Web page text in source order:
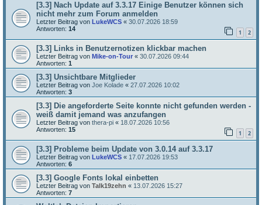
[3.3] Nach Update auf 3.3.17 Einige Benutzer können sich
nicht mehr zum Forum anmelden
Letzter Beitrag von LukeWCS « 30.07.2026 18:59
Antworten: 14 1 2
[3.3] Links in Benutzernotizen klickbar machen
Letzter Beitrag von Mike-on-Tour « 30.07.2026 09:44
Antworten: 1
[3.3] Unsichtbare Mitglieder
Letzter Beitrag von Joe Kolade « 27.07.2026 10:02
Antworten: 3
[3.3] Die angeforderte Seite konnte nicht gefunden werden -
weiß damit jemand was anzufangen
Letzter Beitrag von thera-pi « 18.07.2026 10:56
Antworten: 15 1 2
[3.3] Probleme beim Update von 3.0.14 auf 3.3.17
Letzter Beitrag von LukeWCS « 17.07.2026 19:53
Antworten: 6
[3.3] Google Fonts lokal einbetten
Letzter Beitrag von Talk19zehn « 13.07.2026 15:27
Antworten: 7